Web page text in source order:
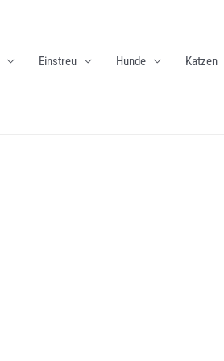
Einstreu Hunde Katzen